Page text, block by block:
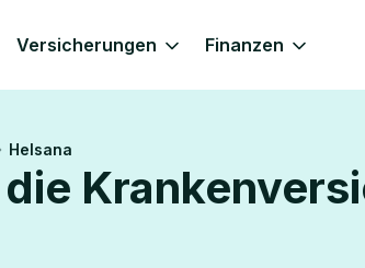
Versicherungen Finanzen
Helsana